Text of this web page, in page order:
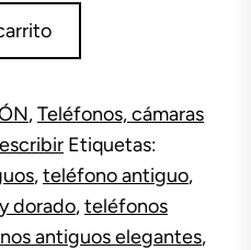
,Teléfonos, cámaras
Etiquetas:
,teléfono antiguo,
dorado,teléfonos
antiguos elegantes,